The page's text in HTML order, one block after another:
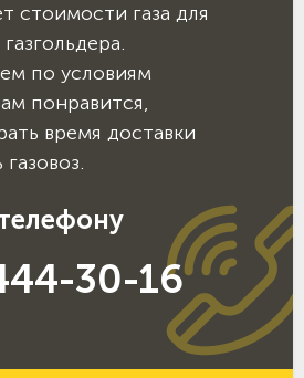
стоимости газа для
по условиям
понравится,
время доставки
30-16